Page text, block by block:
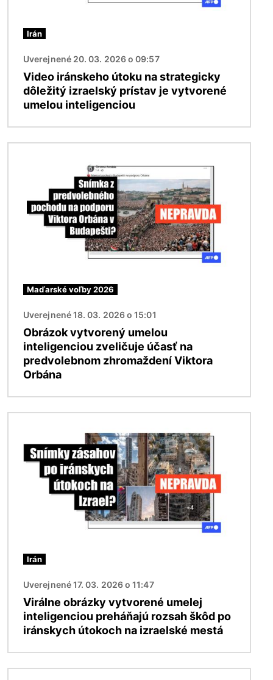
Irán
Uverejnené 20. 03. 2026 o 09:57
Video iránskeho útoku na strategicky
dôležitý izraelský prístav je vytvorené
umelou inteligenciou
Maďarské voľby 2026
Uverejnené 18. 03. 2026 o 15:01
Obrázok vytvorený umelou
inteligenciou zveličuje účasť na
predvolebnom zhromaždení Viktora
Orbána
Irán
Uverejnené 17. 03. 2026 o 11:47
Virálne obrázky vytvorené umelej
inteligenciou preháňajú rozsah škôd po
iránskych útokoch na izraelské mestá